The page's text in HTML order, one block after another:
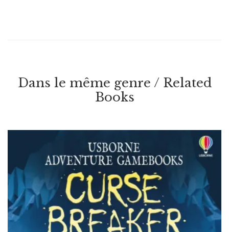
Dans le même genre / Related
Books